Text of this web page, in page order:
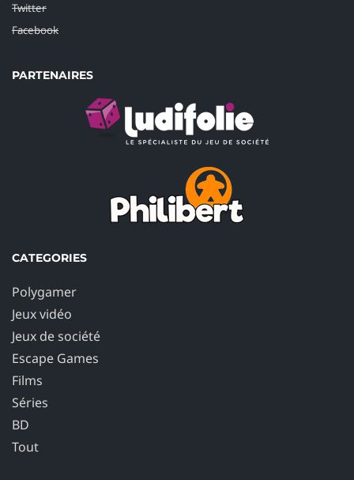
Twitter
Facebook
PARTENAIRES
CATEGORIES
Polygamer
Jeux vidéo
Jeux de société
Escape Games
Films
Séries
BD
Tout